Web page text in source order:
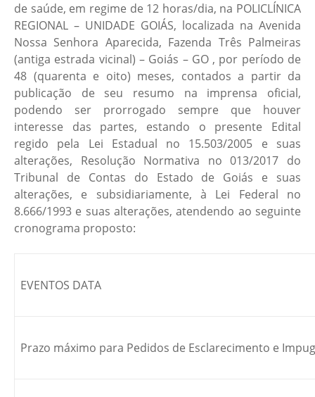
de saúde, em regime de 12 horas/dia, na POLICLÍNICA
REGIONAL – UNIDADE GOIÁS, localizada na Avenida
Nossa Senhora Aparecida, Fazenda Três Palmeiras
(antiga estrada vicinal) – Goiás – GO , por período de
48 (quarenta e oito) meses, contados a partir da
publicação de seu resumo na imprensa oficial,
podendo ser prorrogado sempre que houver
interesse das partes, estando o presente Edital
regido pela Lei Estadual no 15.503/2005 e suas
alterações, Resolução Normativa no 013/2017 do
Tribunal de Contas do Estado de Goiás e suas
alterações, e subsidiariamente, à Lei Federal no
8.666/1993 e suas alterações, atendendo ao seguinte
cronograma proposto:
EVENTOS DATA
Prazo máximo para Pedidos de Esclarecimento e